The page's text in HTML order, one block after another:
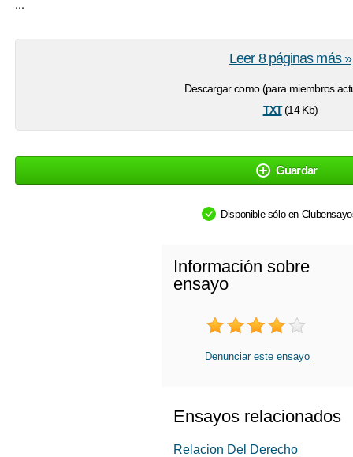
...
Descargar como (para miembros
txt(14 Kb)
Leer 8 páginas más »
Guardar
Disponible sólo en
Información sobre
ensayo
Denunciar este ensayo
Ensayos relacionados
Relacion Del Derecho